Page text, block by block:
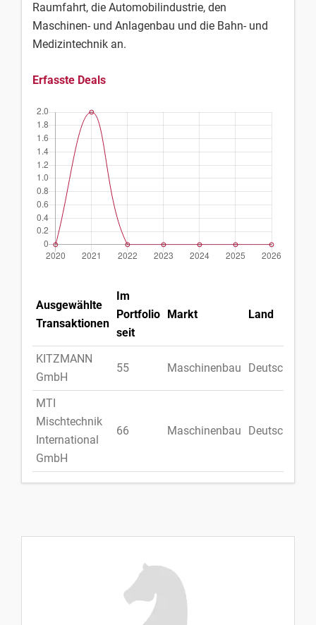
Raumfahrt, die Automobilindustrie, den
Maschinen- und Anlagenbau und die Bahn- und
Medizintechnik an.
Erfasste Deals
Ausgewählte
Transaktionen
Im
Portfolio
seit
Markt Land
KITZMANN
GmbH
55 Maschinenbau Deutschland
MTI
Mischtechnik
International
GmbH
66 Maschinenbau Deutschland